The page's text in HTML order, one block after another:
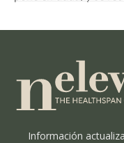
Información